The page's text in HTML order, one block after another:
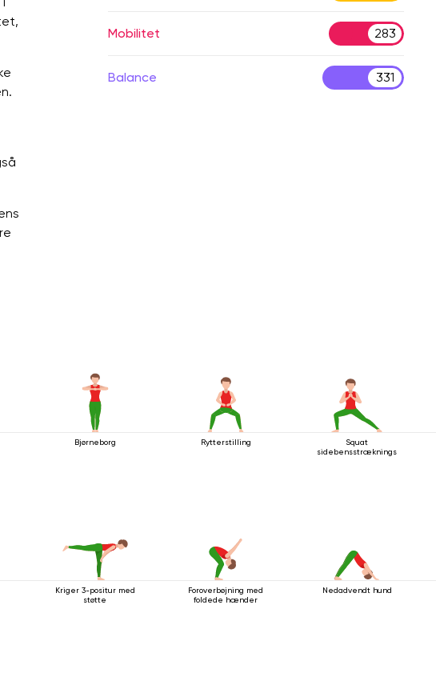
Mobilitet 283
Balance 331
Bjørneborg Rytterstilling
Squat
sidebensstrækningsstilling
Kriger 3-positur med
støtte
Foroverbøjning med
foldede hænder
Nedadvendt hund